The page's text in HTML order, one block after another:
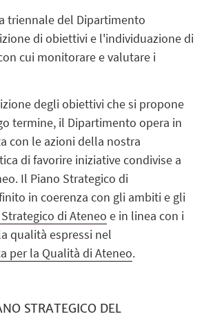
triennale del Dipartimento
di obiettivi e l'individuazione di
cui monitorare e valutare i
degli obiettivi che si propone
termine, il Dipartimento opera in
con le azioni della nostra
di favorire iniziative condivise a
Il Piano Strategico di
in coerenza con gli ambiti e gli
di Ateneo e in linea con i
qualità espressi nel
per la Qualità di Ateneo.
STRATEGICO DEL